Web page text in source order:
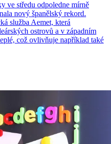
ve středu odpoledne mírně
nový španělský rekord.
služba Aemet, která
ostrovů a v západním
což ovlivňuje například také